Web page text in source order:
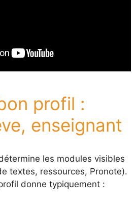
profil :
enseignant
les modules visibles
textes, ressources, Pronote).
donne typiquement :